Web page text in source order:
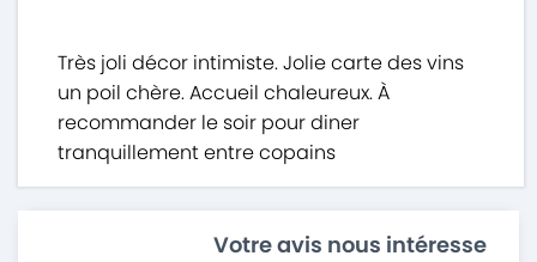
Très joli décor intimiste. Jolie carte des vins
un poil chère. Accueil chaleureux. À
recommander le soir pour diner
tranquillement entre copains
Votre avis nous intéresse